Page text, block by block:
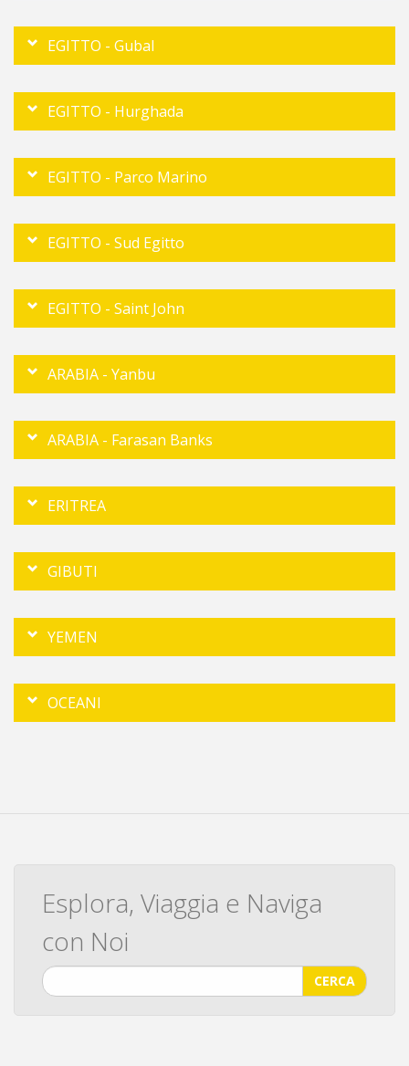
EGITTO - Gubal
EGITTO - Hurghada
EGITTO - Parco Marino
EGITTO - Sud Egitto
EGITTO - Saint John
ARABIA - Yanbu
ARABIA - Farasan Banks
ERITREA
GIBUTI
YEMEN
OCEANI
Esplora, Viaggia e Naviga
con Noi
CERCA